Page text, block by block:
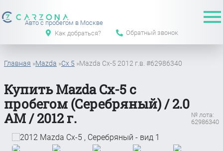
Авто с пробегом в Москве
Как добраться?
Обратный звонок
Главная »Mazda »Cx 5 »Mazda Cx-5 2012 г.в. #62986340
Купить Mazda Cx-5 с
пробегом (Серебряный) / 2.0
АМ / 2012 г.
№ лота:
62986340